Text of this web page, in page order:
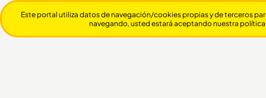
Este portal utiliza datos de navegación/cookies propias y de terceros
navegando, usted estará aceptando nuestra